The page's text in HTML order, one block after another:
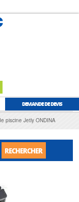
DEMANDE DE DEVIS
piscine Jetly ONDINA
RECHERCHER